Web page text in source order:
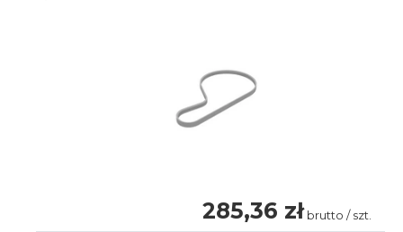
285,36 zł brutto / szt.